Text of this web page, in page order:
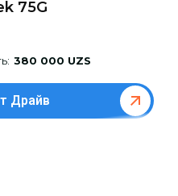
75G
380 000 UZS
Драйв